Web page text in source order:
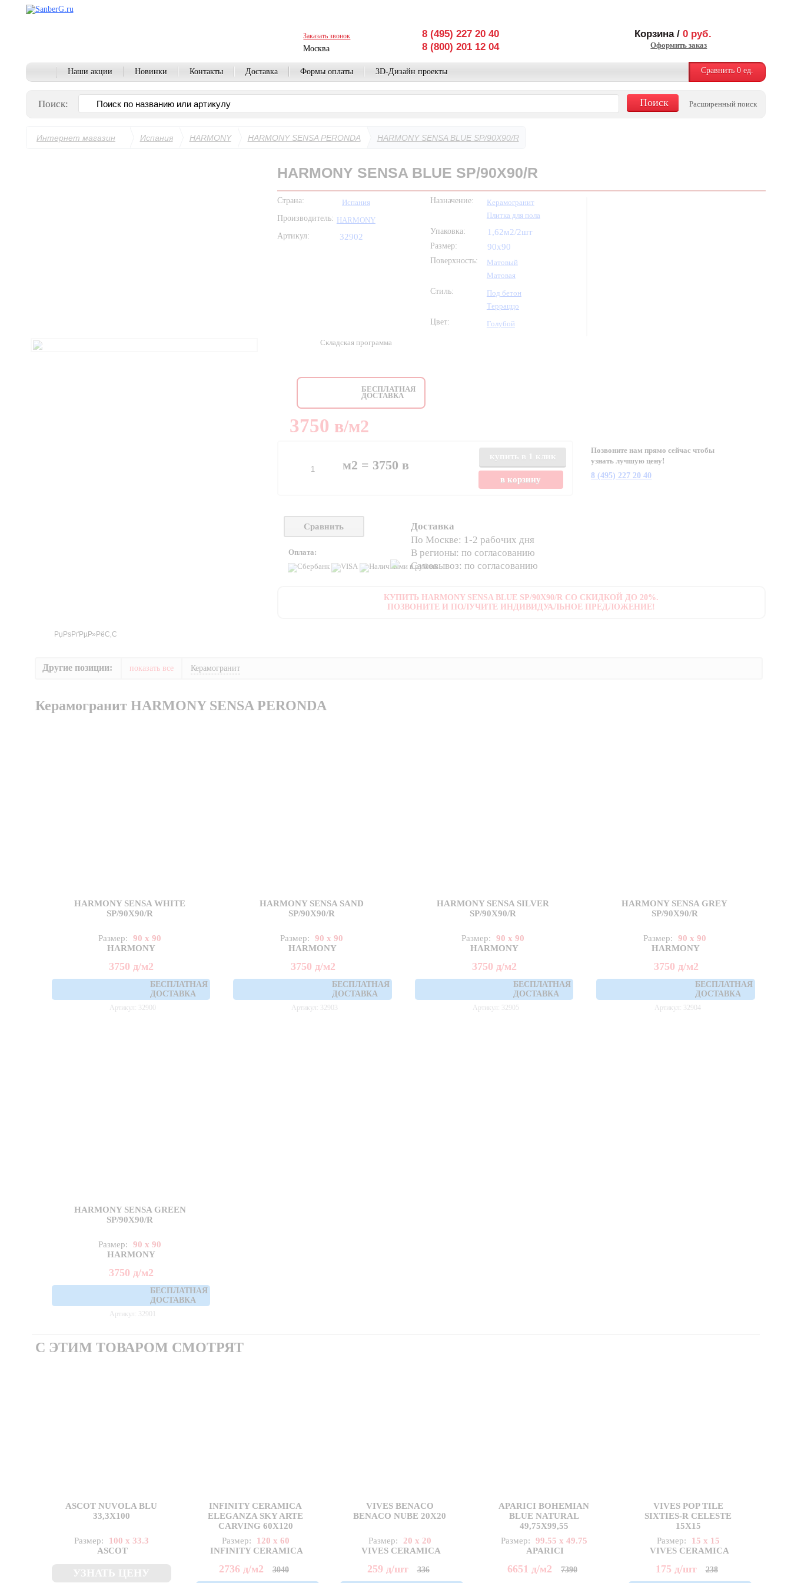
Заказать звонок
Москва
8 (495) 227 20 40
8 (800) 201 12 04
Корзина /0 руб.
Оформить заказ
Наши акции Новинки Контакты Доставка Формы оплаты 3D-Дизайн проекты Сравнить 0ед.
Поиск: Расширенный поиск
Интернет магазин Испания HARMONY HARMONY SENSA PERONDA HARMONY SENSA BLUE SP/90X90/R
HARMONY SENSA BLUE SP/90X90/R
Страна:
Испания
Производитель: HARMONY
Артикул:
32902
Назначение:
Керамогранит
Плитка для пола
Упаковка:
1,62м2/2шт
Размер: 90x90
Поверхность:
Матовый
Матовая
Стиль:
Под бетон
Терраццо
Цвет:
Голубой
Складская программа
БЕСПЛАТНАЯ
ДОСТАВКА
3750 в/м2
м2 = 3750 в
купить в 1 клик
в корзину
Позвоните нам прямо сейчас чтобы
узнать лучшую цену!
8 (495) 227 20 40
Сравнить
Оплата:
Доставка
По Москве: 1-2 рабочих дня
В регионы: по согласованию
Самовывоз: по согласованию
КУПИТЬ HARMONY SENSA BLUE SP/90X90/R СО СКИДКОЙ ДО 20%.
ПОЗВОНИТЕ И ПОЛУЧИТЕ ИНДИВИДУАЛЬНОЕ ПРЕДЛОЖЕНИЕ!
Другие позиции: показать все Керамогранит
Керамогранит HARMONY SENSA PERONDA
HARMONY SENSA WHITE
SP/90X90/R
Размер:
90 x 90
HARMONY
3750 д/м2
БЕСПЛАТНАЯ
ДОСТАВКА
Артикул: 32900
HARMONY SENSA SAND
SP/90X90/R
Размер:
90 x 90
HARMONY
3750 д/м2
БЕСПЛАТНАЯ
ДОСТАВКА
Артикул: 32903
HARMONY SENSA SILVER
SP/90X90/R
Размер:
90 x 90
HARMONY
3750 д/м2
БЕСПЛАТНАЯ
ДОСТАВКА
Артикул: 32905
HARMONY SENSA GREY
SP/90X90/R
Размер:
90 x 90
HARMONY
3750 д/м2
БЕСПЛАТНАЯ
ДОСТАВКА
Артикул: 32904
HARMONY SENSA GREEN
SP/90X90/R
Размер:
90 x 90
HARMONY
3750 д/м2
БЕСПЛАТНАЯ
ДОСТАВКА
Артикул: 32901
С ЭТИМ ТОВАРОМ СМОТРЯТ
ASCOT NUVOLA BLU
33,3X100
Размер:
100 x 33.3
ASCOT
INFINITY CERAMICA
ELEGANZA SKY ARTE
CARVING 60X120
Размер:
120 x 60
INFINITY CERAMICA
2736 д/м2
3040
VIVES BENACO
BENACO NUBE 20X20
Размер:
20 x 20
VIVES CERAMICA
259 д/шт
336
APARICI BOHEMIAN
BLUE NATURAL
49,75X99,55
Размер:
99.55 x 49.75
APARICI
6651 д/м2 7390
VIVES POP TILE
SIXTIES-R CELESTE
15X15
Размер:
15 x 15
VIVES CERAMICA
175 д/шт
238